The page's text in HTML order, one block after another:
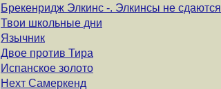
Брекенридж Элкинс -. Элкинсы не сдаются
Твои школьные дни
Язычник
Двое против Тира
Испанское золото
Нехт Самеркенд